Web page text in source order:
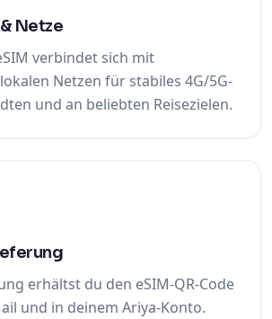
Netze
verbindet sich mit
Netzen für stabiles 4G/5G-
und an beliebten Reisezielen.
erhältst du den eSIM-QR-Code
und in deinem Ariya-Konto.